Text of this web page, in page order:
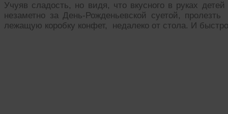
Учуяв сладость, но видя, что вкусного в руках
незаметно за День-Рожденьевской суетой,
лежащую коробку конфет, недалеко от стола. И